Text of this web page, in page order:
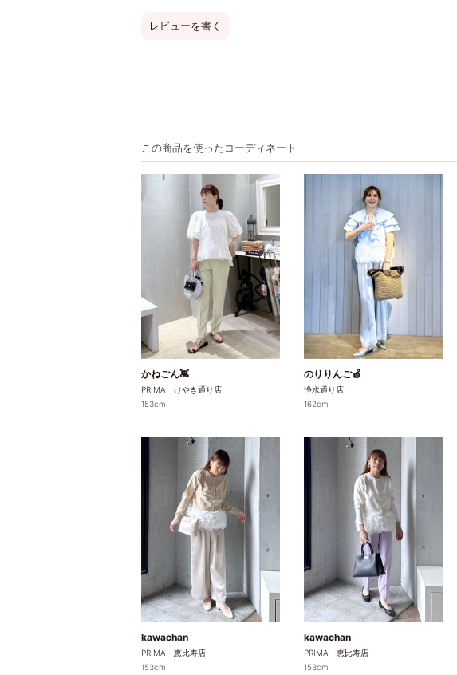
レビューを書く
この商品を使ったコーディネート
かねごん👾
PRIMA けやき通り店
153cm
のりりんご🍎
浄水通り店
162cm
kawachan
PRIMA 恵比寿店
153cm
kawachan
PRIMA 恵比寿店
153cm